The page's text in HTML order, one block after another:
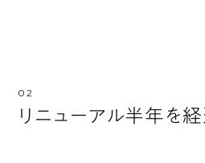
リニューアル半年を